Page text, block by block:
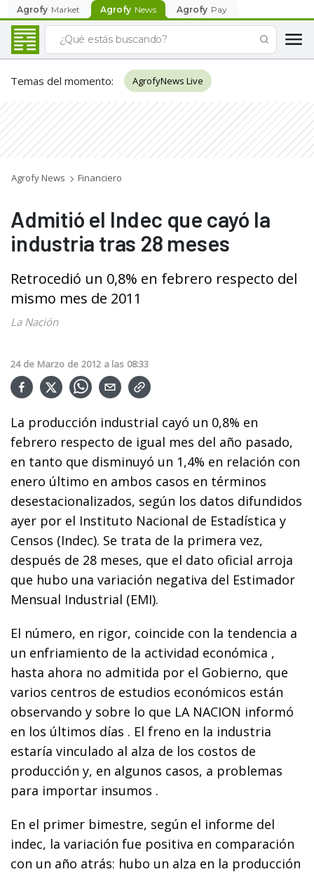
Agrofy Market Agrofy News Agrofy Pay
Temas del momento: AgrofyNews Live
Agrofy News Financiero
Admitió el Indec que cayó la
industria tras 28 meses
Retrocedió un 0,8% en febrero respecto del
mismo mes de 2011
La Nación
24 de Marzo de 2012 a las 08:33
La producción industrial cayó un 0,8% en
febrero respecto de igual mes del año pasado,
en tanto que disminuyó un 1,4% en relación con
enero último en ambos casos en términos
desestacionalizados, según los datos difundidos
ayer por el Instituto Nacional de Estadística y
Censos (Indec). Se trata de la primera vez,
después de 28 meses, que el dato oficial arroja
que hubo una variación negativa del Estimador
Mensual Industrial (EMI).
El número, en rigor, coincide con la tendencia a
un enfriamiento de la actividad económica ,
hasta ahora no admitida por el Gobierno, que
varios centros de estudios económicos están
observando y sobre lo que LA NACION informó
en los últimos días . El freno en la industria
estaría vinculado al alza de los costos de
producción y, en algunos casos, a problemas
para importar insumos .
En el primer bimestre, según el informe del
indec, la variación fue positiva en comparación
con un año atrás: hubo un alza en la producción